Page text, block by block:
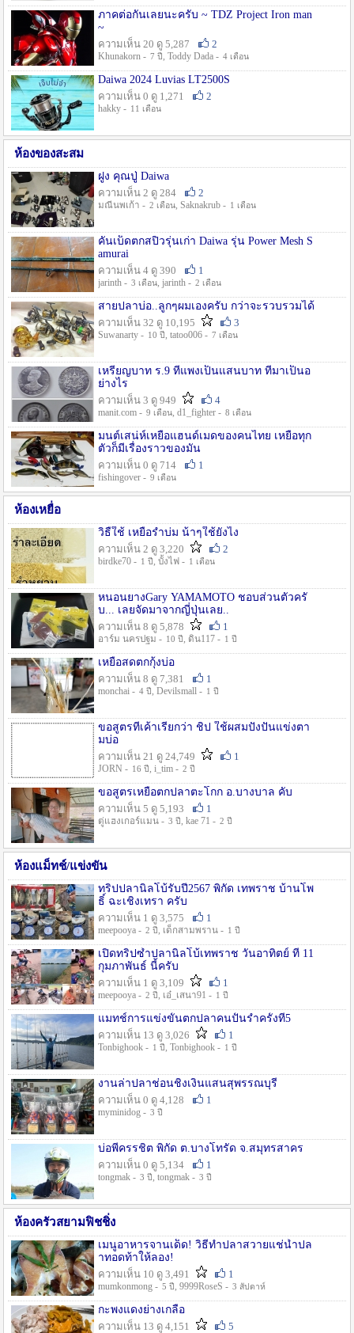
ภาคต่อกันเลยนะครับ ~ TDZ Project Iron man
~
ความเห็น 20 ดู 5,287
2
Khunakorn - 7 ปี , Toddy Dada - 4 เดือน
Daiwa 2024 Luvias LT2500S
ความเห็น 0 ดู 1,271
2
hakky - 11 เดือน
ห้องของสะสม
ฝูง คุณปู่ Daiwa
ความเห็น 2 ดู 284
2
มณีนพเก้า - 2 เดือน, Saknakrub - 1 เดือน
คันเบ็ดตกสปิ๋วรุ่นเก่า Daiwa รุ่น Power Mesh S
amurai
ความเห็น 4 ดู 390
1
jarinth - 3 เดือน, jarinth - 2 เดือน
สายปลาบ่อ..ลูกๆผมเองครับ กว่าจะรวบรวมได้
ความเห็น 32 ดู 10,195
3
Suwanarty - 10 ปี , tatoo006 - 7 เดือน
เหรียญบาท ร.9 ที่แพงเป็นแสนบาท ที่มาเป็นอ
ย่างไร
ความเห็น 3 ดู 949
4
manit.com - 9 เดือน, d1_fighter - 8 เดือน
มนต์เสน่ห์เหยื่อแฮนด์เมดของคนไทย เหยื่อทุก
ตัวก็มีเรื่องราวของมัน
ความเห็น 0 ดู 714
1
fishingover - 9 เดือน
ห้องเหยื่อ
วิธืใช้ เหยื่อรำบ่ม น้าๆใช้ยังไง
ความเห็น 2 ดู 3,220
2
birdke70 - 1 ปี , บั้งไฟ - 1 เดือน
หนอนยางGary YAMAMOTO ชอบส่วนตัวครั
บ... เลยจัดมาจากญี่ปุ่นเลย..
ความเห็น 8 ดู 5,878
1
อาร์ม นครปฐม - 10 ปี , ดิน117 - 1 ปี
เหยื่อสดตกกุ้งบ่อ
ความเห็น 8 ดู 7,381
1
monchai - 4 ปี , Devilsmall - 1 ปี
ขอสูตรที่เค้าเรียกว่า ชิป ใช้ผสมปังปั่นแข่งตา
มบ่อ
ความเห็น 21 ดู 24,749
1
JORN - 16 ปี , i_tim - 2 ปี
ขอสูตรเหยื่อตกปลาตะโกก อ.บางบาล คับ
ความเห็น 5 ดู 5,193
1
ตู่แฮงเกอร์แมน - 3 ปี , kae 71 - 2 ปี
ห้องแม็ทช์/แข่งขัน
ทริปปลานิลโบ้รับปี2567 พิกัด เทพราช บ้านโพ
ธิ์ ฉะเชิงเทรา ครับ
ความเห็น 1 ดู 3,575
1
meepooya - 2 ปี , เด็กสามพราน - 1 ปี
เปิดทริปซ้ำปลานิลโบ้เทพราช วันอาทิตย์ ที่ 11
กุมภาพันธ์ นี้ครับ
ความเห็น 1 ดู 3,109
1
meepooya - 2 ปี , เอ๋_เสนา91 - 1 ปี
แมทช์การแข่งขั้นตกปลาคนปั้นรำครั้งที่5
ความเห็น 13 ดู 3,026
1
Tonbighook - 1 ปี , Tonbighook - 1 ปี
งานล่าปลาช่อนชิงเงินแสนสุพรรณบุรี
ความเห็น 0 ดู 4,128
1
myminidog - 3 ปี
บ่อพี่ครรชิต พิกัด ต.บางโทรัด จ.สมุทรสาคร
ความเห็น 0 ดู 5,134
1
tongmak - 3 ปี , tongmak - 3 ปี
ห้องครัวสยามฟิชชิ่ง
เมนูอาหารจานเด็ด! วิธีทำปลาสวายแช่น้ำปล
าทอดท้าให้ลอง!
ความเห็น 10 ดู 3,491
1
mumkonmong - 5 ปี , 9999RoseS - 3 สัปดาห์
กะพงแดงย่างเกลือ
ความเห็น 13 ดู 4,151
5